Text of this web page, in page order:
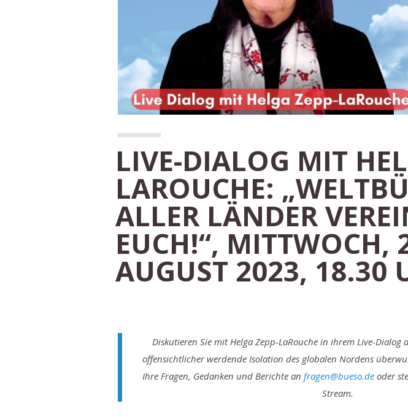
LIVE-DIALOG MIT
LAROUCHE:
ALLER LÄNDER
EUCH!“, MITTWOCH,
AUGUST 2023, 18.30
Diskutieren Sie mit Helga Zepp-LaRouche in ihrem Live-Dialog
offensichtlicher werdende Isolation des globalen Nordens
Ihre Fragen, Gedanken und Berichte an fragen@bueso.deoder
Stream.